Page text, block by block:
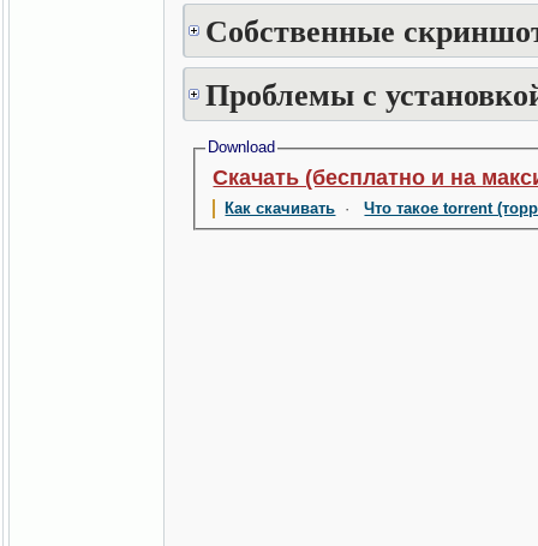
Собственные
Проблемы с
Download
Скачать (бесплатно и на
Как скачивать ·Что такое torrent